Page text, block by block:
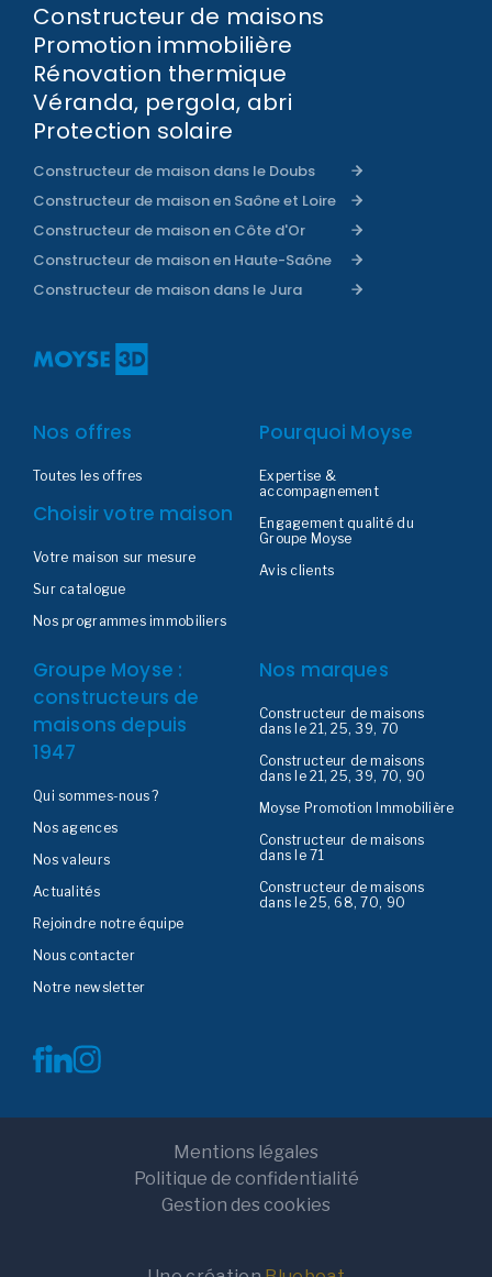
Constructeur de maisons
Promotion immobilière
Rénovation thermique
Véranda, pergola, abri
Protection solaire
Constructeur de maison dans le Doubs
Constructeur de maison en Saône et Loire
Constructeur de maison en Côte d'Or
Constructeur de maison en Haute-Saône
Constructeur de maison dans le Jura
Nos offres
Toutes les offres
Choisir votre maison
Votre maison sur mesure
Sur catalogue
Nos programmes immobiliers
Pourquoi Moyse
Expertise &
accompagnement
Engagement qualité du
Groupe Moyse
Avis clients
Groupe Moyse :
constructeurs de
maisons depuis
1947
Qui sommes-nous ?
Nos agences
Nos valeurs
Actualités
Rejoindre notre équipe
Nous contacter
Notre newsletter
Nos marques
Constructeur de maisons
dans le 21, 25, 39, 70
Constructeur de maisons
dans le 21, 25, 39, 70, 90
Moyse Promotion Immobilière
Constructeur de maisons
dans le 71
Constructeur de maisons
dans le 25, 68, 70, 90
Mentions légales
Politique de confidentialité
Gestion des cookies